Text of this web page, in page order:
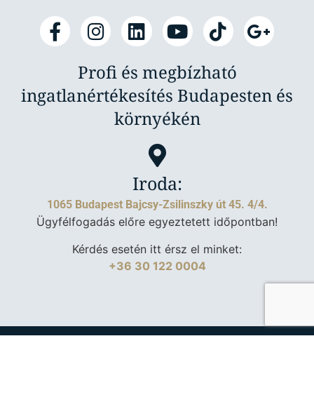
Profi és megbízható
ingatlanértékesítés Budapesten és
környékén
Iroda:
1065 Budapest Bajcsy-Zsilinszky út 45. 4/4.
Ügyfélfogadás előre egyeztetett időpontban!
Kérdés esetén itt érsz el minket:
+36 30 122 0004